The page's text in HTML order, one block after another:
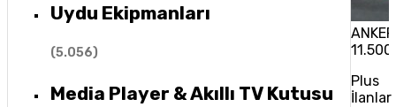
Uydu Ekipmanları
(5.056)
Media Player & Akıllı TV Kutusu
Plus
İlanlar